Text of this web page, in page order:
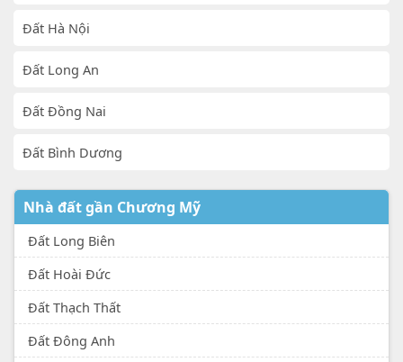
Đất Hà Nội
Đất Long An
Đất Đồng Nai
Đất Bình Dương
Nhà đất gần Chương Mỹ
Đất Long Biên
Đất Hoài Đức
Đất Thạch Thất
Đất Đông Anh